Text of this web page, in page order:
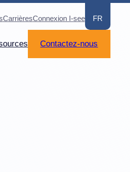
CarrièresConnexion I-see FR
Contactez-nous